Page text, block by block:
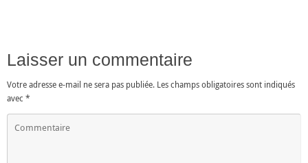
Laisser un commentaire
Votre adresse e-mail ne sera pas publiée. Les champs obligatoires sont indiqués
avec *